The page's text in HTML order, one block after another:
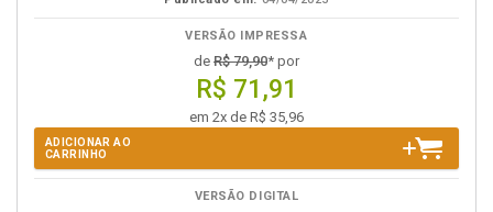
VERSÃO IMPRESSA
de R$ 79,90* por
R$ 71,91
em 2x de R$ 35,96
ADICIONAR AO
CARRINHO
VERSÃO DIGITAL